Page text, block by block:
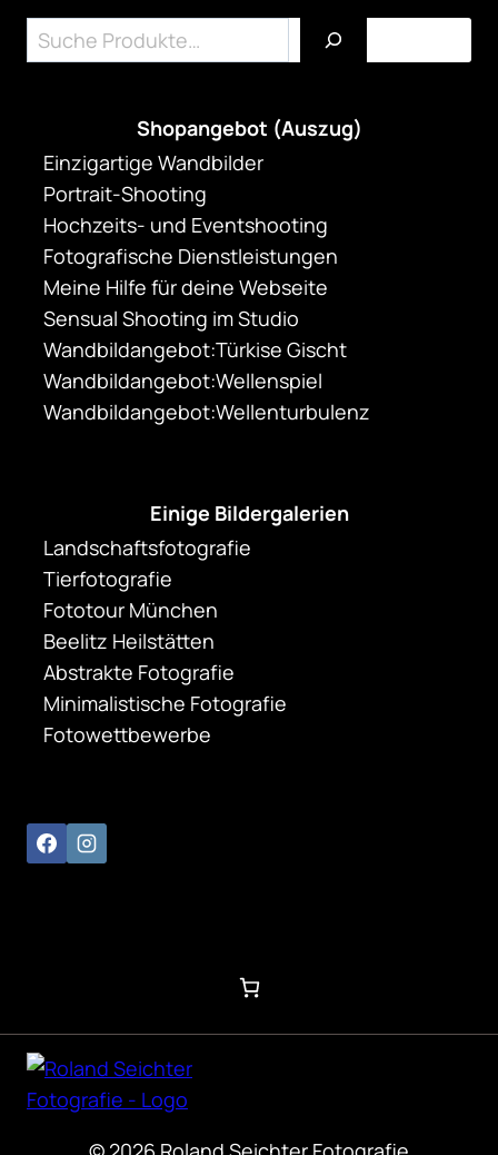
gewählt
Suchen
Shopangebot (Auszug)
Einzigartige Wandbilder
Portrait-Shooting
Hochzeits- und Eventshooting
Fotografische Dienstleistungen
Meine Hilfe für deine Webseite
Sensual Shooting im Studio
Wandbildangebot:Türkise Gischt
Wandbildangebot:Wellenspiel
Wandbildangebot:Wellenturbulenz
Einige Bildergalerien
Landschaftsfotografie
Tierfotografie
Fototour München
Beelitz Heilstätten
Abstrakte Fotografie
Minimalistische Fotografie
Fotowettbewerbe